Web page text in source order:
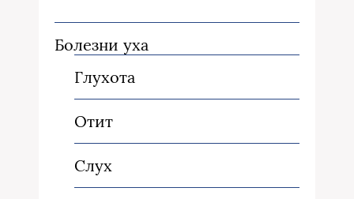
Болезни уха
Глухота
Отит
Слух